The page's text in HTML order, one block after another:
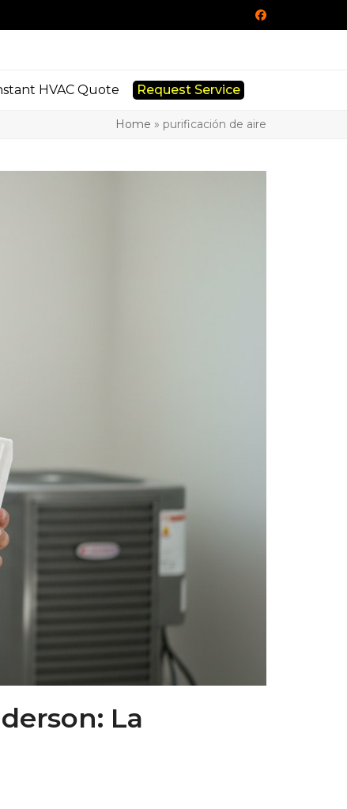
Facebook
HVAC Quote Request Service
Home » purificación de aire
La